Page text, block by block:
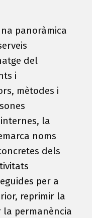
panoràmica
del
i
mètodes i
la
noms
dels
per a
reprimir la
la permanència